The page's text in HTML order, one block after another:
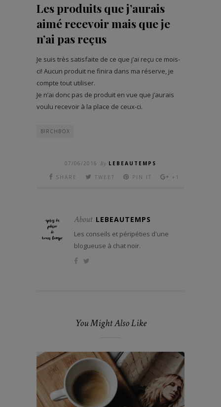
Les produits que j’aurais
aimé recevoir mais que je
n’ai pas reçus
Je suis très satisfaite de ce que j’ai reçu ce mois-
ci! Aucun produit ne finira dans ma réserve, je
compte tout utiliser.
Je n’ai donc pas de produit en vue que j’aurais
voulu recevoir à la place de ceux-ci.
BIRCHBOX
07/06/2016 By LEBEAUTEMPS
SHARE
TWEET PIN IT +1
About LEBEAUTEMPS
Les conseils et péripéties d'une
blogueuse à chat noir.
You Might Also Like